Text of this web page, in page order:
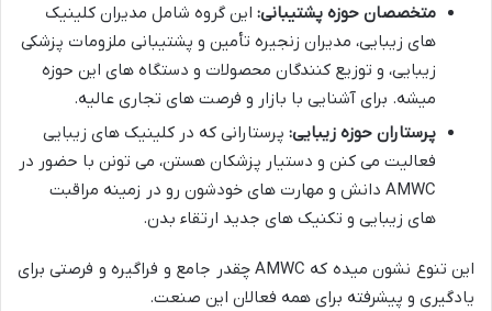
متخصصان حوزه پشتیبانی: این گروه شامل مدیران کلینیک
های زیبایی، مدیران زنجیره تأمین و پشتیبانی ملزومات پزشکی
زیبایی، و توزیع کنندگان محصولات و دستگاه های این حوزه
میشه. برای آشنایی با بازار و فرصت های تجاری عالیه.
پرستاران حوزه زیبایی: پرستارانی که در کلینیک های زیبایی
فعالیت می کنن و دستیار پزشکان هستن، می تونن با حضور در
AMWC دانش و مهارت های خودشون رو در زمینه مراقبت
های زیبایی و تکنیک های جدید ارتقاء بدن.
این تنوع نشون میده که AMWC چقدر جامع و فراگیره و فرصتی برای
یادگیری و پیشرفته برای همه فعالان این صنعت.